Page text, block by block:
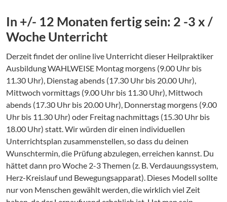
In +/- 12 Monaten fertig sein: 2 -3 x /
Woche Unterricht
Derzeit findet der online live Unterricht dieser Heilpraktiker
Ausbildung WAHLWEISE Montag morgens (9.00 Uhr bis
11.30 Uhr), Dienstag abends (17.30 Uhr bis 20.00 Uhr),
Mittwoch vormittags (9.00 Uhr bis 11.30 Uhr), Mittwoch
abends (17.30 Uhr bis 20.00 Uhr), Donnerstag morgens (9.00
Uhr bis 11.30 Uhr) oder Freitag nachmittags (15.30 Uhr bis
18.00 Uhr) statt. Wir würden dir einen individuellen
Unterrichtsplan zusammenstellen, so dass du deinen
Wunschtermin, die Prüfung abzulegen, erreichen kannst. Du
hättet dann pro Woche 2-3 Themen (z. B. Verdauungssystem,
Herz-Kreislauf und Bewegungsapparat). Dieses Modell sollte
nur von Menschen gewählt werden, die wirklich viel Zeit